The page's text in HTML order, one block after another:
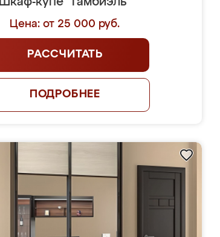
Цена: от 25 000 руб.
РАССЧИТАТЬ
ПОДРОБНЕЕ